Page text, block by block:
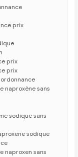
prix
prix
prix
naproxène sans
sodique sans
sodique
naproxen sans